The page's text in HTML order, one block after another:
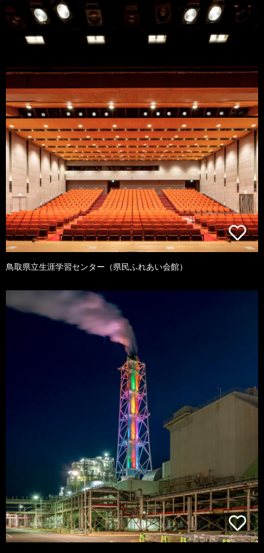
鳥取県立生涯学習センター（県民ふれあい会館）